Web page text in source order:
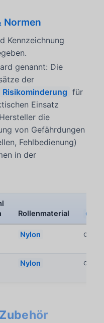
Normen
Kennzeichnung
genannt: Die
der
Risikominderung für
Einsatz
die
von Gefährdungen
Fehlbedienung)
in der
Rollenmaterial
Nylon ca.
Nylon ca.